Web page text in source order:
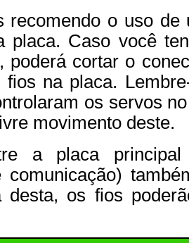
recomendo o uso
placa. Caso você
poderá cortar o
fios na placa.
os servos
movimento deste.
a placa
comunicação)
desta, os fios